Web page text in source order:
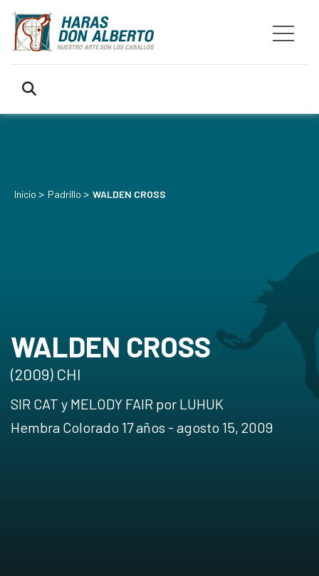
Inicio > Padrillo > WALDEN CROSS
WALDEN CROSS
(2009) CHI
SIR CAT y MELODY FAIR por LUHUK
Hembra Colorado 17 años - agosto 15, 2009